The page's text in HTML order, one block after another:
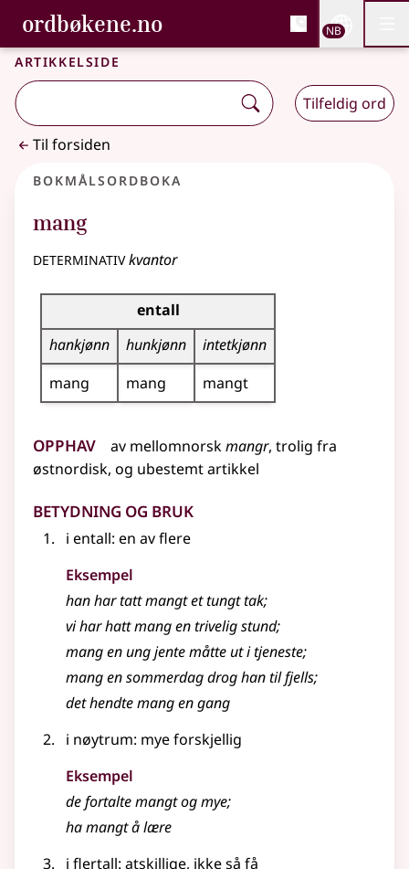
Gå til hovedinnhold
Tilgjengelighet
ordbøkene.no, Bokmålsordboka og
Bokmålsordboka og Nynorskordboka
NB
Artikkelside
Tilfeldig ord
Til forsiden
Bokmålsordboka
mang
determinativkvantor
Bøyingstabell for dette determinativet
entall
hankjønn
hunkjønn
intetkjønn
mang
mang mangt
Opphav av mellomnorskmangr, trolig fra
østnordisk, og ubestemt artikkel
Betydning og bruk
i entall: en av flere
Eksempel
han har tatt mangt et tungt tak;
vi har hatt mang en trivelig stund;
mang en ung jente måtte ut i tjeneste;
mang en sommerdag drog han til fjells;
det hendte mang en gang
i nøytrum: mye forskjellig
Eksempel
de fortalte mangt og mye;
ha mangt å lære
i flertall: atskillige, ikke så få